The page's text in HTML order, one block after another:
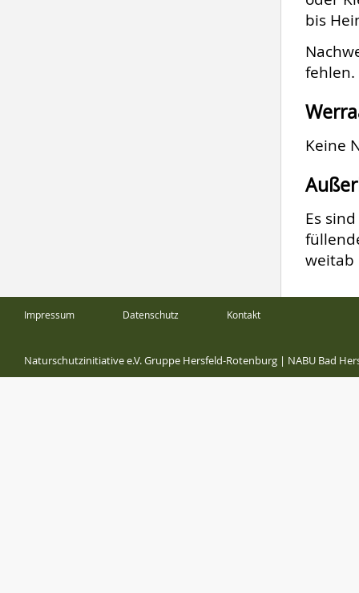
bis
fehlen.
Keine
Es
weitab
Impressum Datenschutz Kontakt
Naturschutzinitiative e.V. Gruppe Hersfeld-Rotenburg | NABU Bad